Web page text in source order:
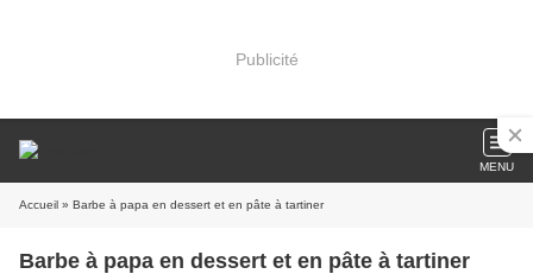
Publicité
MENU
Accueil » Barbe à papa en dessert et en pâte à tartiner
Barbe à papa en dessert et en pâte à tartiner